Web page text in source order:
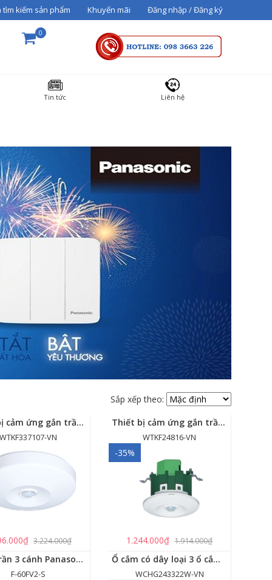
kiếm sản phẩm Khuyến mãi Đăng nhập / Đăng ký
0
Tin tức Liên hệ
Sắp xếp theo:
Thiết bị cảm ứng gắn trần - cảm biến góc rộng (loại nổi) - WTKF337107-VN
WTKF337107-VN
3.224.000₫
Thiết bị cảm ứng gắn trần (loại âm trần, cụm sensor chính) - WTKF24816-VN
WTKF24816-VN
-35%
1.244.000₫ 1.914.000₫
Quạt trần 3 cánh Panasonic F-60FV2
F-60FV2-S
Ổ cắm có dây loại 3 ổ cắm, 2 USB, 1 công tắc - WCHG243322W-VN
WCHG243322W-VN
THÀNH TIỀN
Tổng cộng:
3,600,000₫
THANH TOÁN